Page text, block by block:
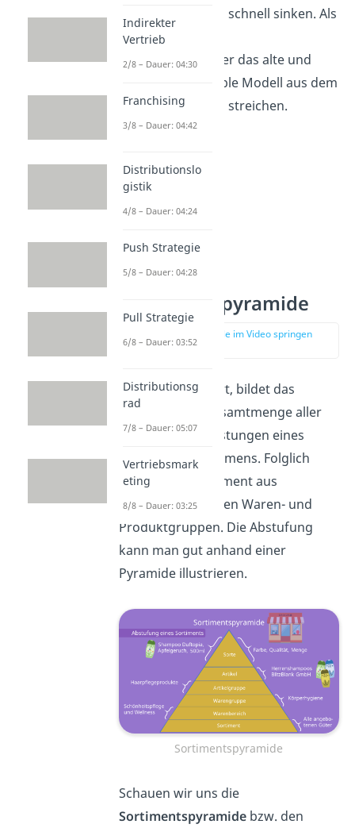
Vorgängermodell schnell sinken. Als
Reaktion werden
Elektrofachhändler das alte und
nicht mehr rentable Modell aus dem
Absatzprogramm streichen.
Sortimentspyramide
zur Stelle im Video springen
(03:09)
Wie bereits erklärt, bildet das
Sortiment die Gesamtmenge aller
angebotenen Leistungen eines
Handelsunternehmens. Folglich
besteht das Sortiment aus
mehreren kleineren Waren- und
Produktgruppen. Die Abstufung
kann man gut anhand einer
Pyramide illustrieren.
Sortimentspyramide
Schauen wir uns die
Sortimentspyramidebzw. den
Indirekter
Vertrieb
2/8 – Dauer: 04:30
Franchising
3/8 – Dauer: 04:42
Distributionslo
gistik
4/8 – Dauer: 04:24
Push Strategie
5/8 – Dauer: 04:28
Pull Strategie
6/8 – Dauer: 03:52
Distributionsg
rad
7/8 – Dauer: 05:07
Vertriebsmark
eting
8/8 – Dauer: 03:25